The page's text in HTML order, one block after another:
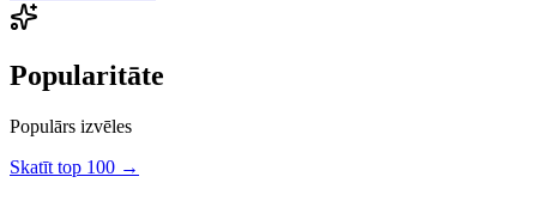
Popularitāte
Populārs izvēles
Skatīt top 100 →